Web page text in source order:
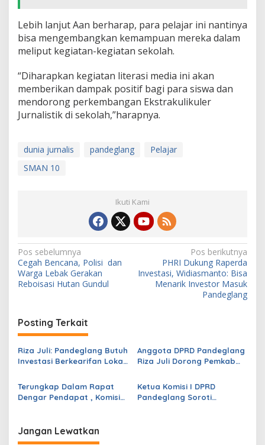
Lebih lanjut Aan berharap, para pelajar ini nantinya
bisa mengembangkan kemampuan mereka dalam
meliput kegiatan-kegiatan sekolah.
“Diharapkan kegiatan literasi media ini akan
memberikan dampak positif bagi para siswa dan
mendorong perkembangan Ekstrakulikuler
Jurnalistik di sekolah,”harapnya.
dunia jurnalis pandeglang
Pelajar
SMAN 10
Ikuti Kami
N
a
v
g
a
s
i
p
o
Pos sebelumnya
Cegah Bencana, Polisi dan
Warga Lebak Gerakan
Reboisasi Hutan Gundul
Pos berikutnya
PHRI Dukung Raperda
Investasi, Widiasmanto: Bisa
Menarik Investor Masuk
Pandeglang
Posting Terkait
Riza Juli: Pandeglang Butuh
Investasi Berkearifan Lokal
Fiskal dan Ciptakan
Lapangan Kerja
Anggota DPRD Pandeglang
Riza Juli Dorong Pemkab
Kemampuan Fiskal Daerah
Bisa Meningkat
Terungkap Dalam Rapat
Dengar Pendapat , Komisi
Konstruksi pada
Dindikpora Senilai Rp5
Ketua Komisi I DPRD
Pandeglang Soroti
Jangan Lewatkan